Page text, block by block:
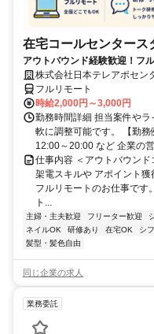
在宅コールセンタース
アウトバウンド経験歓迎！フ
株式会社日本テレアポセン
フルリモート
時給2,000円～3,000円
勤務時間詳細 担当案件や
軟に調整可能です。 【勤
12:00～20:00 など 企業の
仕事内容 ＜アウトバウン
架電スキルや アポイント
フルリモートのお仕事です
ト...
主婦・主夫歓迎 フリーター歓迎
ネイルOK
研修あり 在宅OK シ
髪型・髪色自由
同じ企業の求人
業務委託